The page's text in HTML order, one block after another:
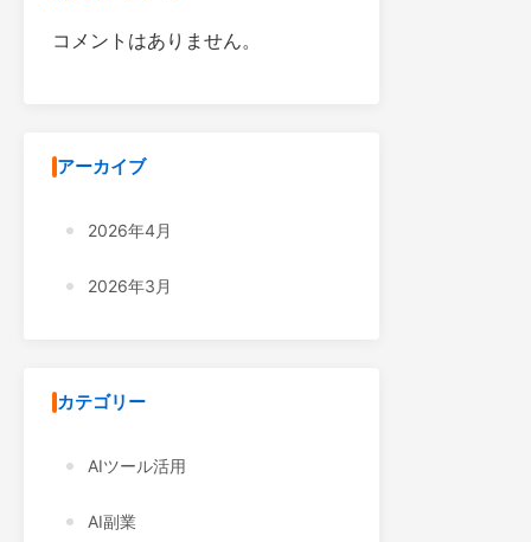
コメントはありません。
アーカイブ
2026年4月
2026年3月
カテゴリー
AIツール活用
AI副業